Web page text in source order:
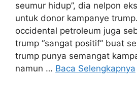
seumur hidup”, dia nelpon
untuk donor kampanye
occidental petroleum juga
trump “sangat positif” buat
trump punya semangat
namun … Baca Selengkapnya